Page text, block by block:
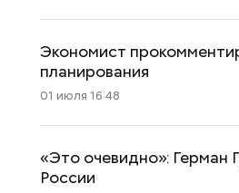
Экономист
планирования
01 июля 16:48
«Это очевидно»: Герман
России